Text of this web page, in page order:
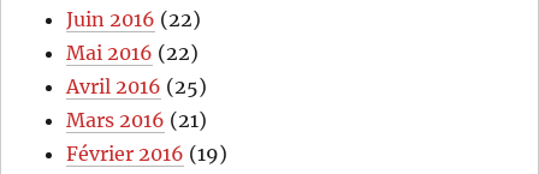
Juin 2016 (22)
Mai 2016 (22)
Avril 2016 (25)
Mars 2016 (21)
Février 2016 (19)